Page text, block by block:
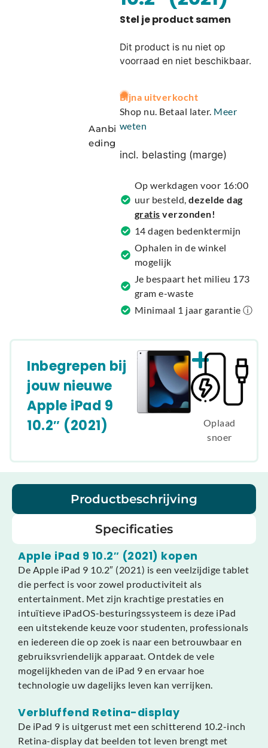
Aanbi
eding
Dit product is nu niet op
voorraad en niet beschikbaar.
A
l
t
r
t
v
e
:
Bijna uitverkocht
Shop nu. Betaal later. Meer
weten
incl. belasting (marge)
Op werkdagen voor 16:00
uur besteld,dezelde dag
gratis verzonden!
14 dagen bedenktermijn
Ophalen in de winkel
mogelijk
Je bespaart het milieu 173
gram e-waste
Minimaal 1 jaar garantie ⓘ
Inbegrepen bij
jouw nieuwe
Apple iPad 9
10.2″ (2021)
Oplaad
snoer
Productbeschrijving
Specificaties
Apple iPad 9 10.2″ (2021) kopen
De Apple iPad 9 10.2″ (2021) is een veelzijdige tablet
die perfect is voor zowel productiviteit als
entertainment. Met zijn krachtige prestaties en
intuïtieve iPadOS-besturingssysteem is deze iPad
een uitstekende keuze voor studenten, professionals
en iedereen die op zoek is naar een betrouwbaar en
gebruiksvriendelijk apparaat. Ontdek de vele
mogelijkheden van de iPad 9 en ervaar hoe
technologie uw dagelijks leven kan verrijken.
Verbluffend Retina-display
De iPad 9 is uitgerust met een schitterend 10.2-inch
Retina-display dat beelden tot leven brengt met